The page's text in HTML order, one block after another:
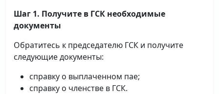
Шаг 1. Получите в ГСК необходимые
документы
Обратитесь к председателю ГСК и получите
следующие документы:
справку о выплаченном пае;
справку о членстве в ГСК.